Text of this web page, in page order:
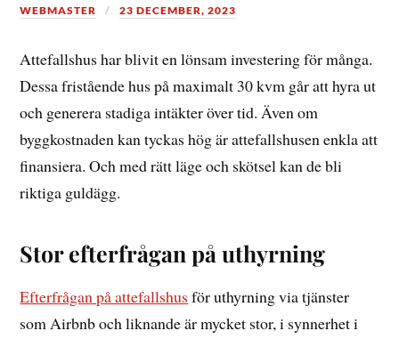
WEBMASTER 23 DECEMBER, 2023
Attefallshus har blivit en lönsam investering för många.
Dessa fristående hus på maximalt 30 kvm går att hyra ut
och generera stadiga intäkter över tid. Även om
byggkostnaden kan tyckas hög är attefallshusen enkla att
finansiera. Och med rätt läge och skötsel kan de bli
riktiga guldägg.
Stor efterfrågan på uthyrning
Efterfrågan på attefallshus för uthyrning via tjänster
som Airbnb och liknande är mycket stor, i synnerhet i